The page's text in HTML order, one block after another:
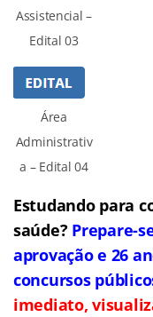
Assistencial –
Edital 03
Área
Administrativ
a – Edital 04
Estudando para
saúde? Prepare-
aprovação e 26
concursos
imediato,